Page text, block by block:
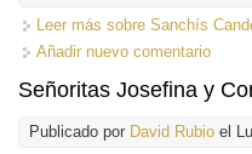
Leer más sobre Sanchís
Añadir nuevo comentario
Señoritas Josefina y
Publicado por David Rubio el